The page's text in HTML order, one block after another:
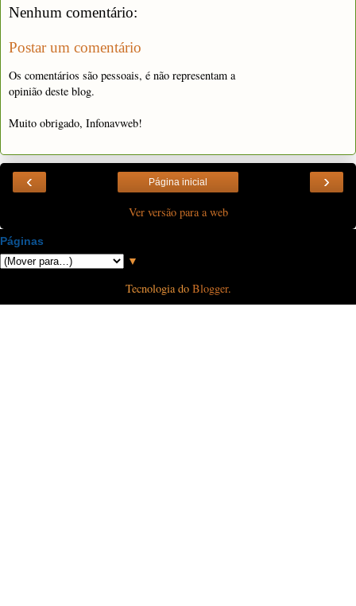
Nenhum comentário:
Postar um comentário
Os comentários são pessoais, é não representam a
opinião deste blog.
Muito obrigado, Infonavweb!
‹ ›
Página inicial
Ver versão para a web
Páginas
▼
Tecnologia do Blogger.